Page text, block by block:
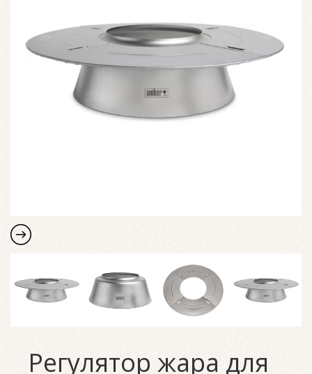
Регулятор жара для